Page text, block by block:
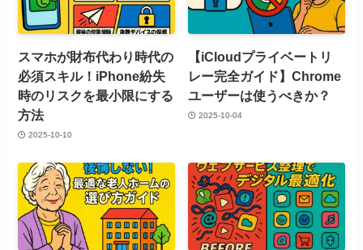
スマホが財布代わり時代の
必須スキル！iPhone紛失
時のリスクを最小限にする
方法
2025-10-10
【iCloudプライベートリ
レー完全ガイド】Chrome
ユーザーは使うべきか？
2025-10-04